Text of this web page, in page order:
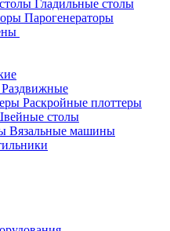
Гладильные столы
Парогенераторы
Раздвижные
Раскройные плоттеры
столы
Вязальные машины